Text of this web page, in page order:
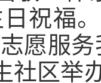
日祝福
愿服
社区举